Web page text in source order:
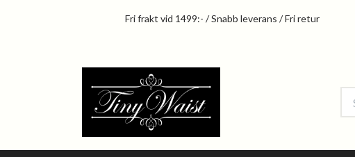
Fri frakt vid 1499:- / Snabb leverans / Fri retur